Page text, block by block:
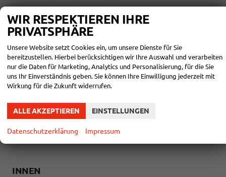
Multimedia & Komfort:
Navigationssystem mit Sprachsteuerung
Kabelloser SmartLink (Apple CarPlay & Android Auto)
Bluetooth-Freisprecheinrichtung
DAB+ Digitalradio
Easy Start
Care Connect (3 Jahre)
Kabelloses Laden für Smartphones
INNEN
WIR RESPEKTIEREN IHRE
PRIVATSPHÄRE
Unsere Website setzt Cookies ein, um unsere Dienste für Sie
bereitzustellen. Hierbei berücksichtigen wir Ihre Auswahl und verarbeiten
nur die Daten für Marketing, Analytics und Personalisierung, für die Sie
uns Ihr Einverständnis geben. Sie können Ihre Einwilligung jederzeit mit
Wirkung für die Zukunft widerrufen.
ALLE AKZEPTIEREN EINSTELLUNGEN
Datenschutzerklärung Impressum